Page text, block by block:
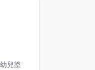
兒塗